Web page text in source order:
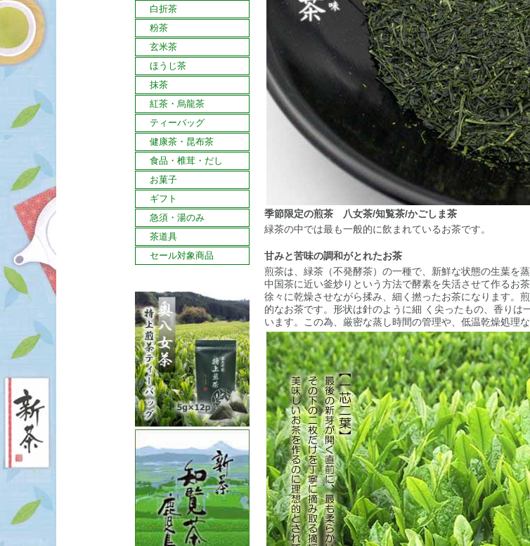
白折茶
粉茶
玄米茶
ほうじ茶
抹茶
紅茶・烏龍茶
ティーバッグ
健康茶・昆布茶
食品・椎茸・だし
お菓子
ギフト
急須・湯のみ
茶道具
セール対象商品
季節限定の煎茶 八女茶/知覧茶/かごしま茶
緑茶の中では最も一般的に飲まれているお茶です。
甘みと苦味の調和がとれたお茶
煎茶は、緑茶（不発酵茶）の一種で、新鮮な状態の生葉を
中国茶に近い釜炒りという方法で酵素を失活させて作るお
徐々に乾燥させながら揉み、細く撚ったお茶になります。
的なお茶です。形状は針のように細 く尖ったもの、香りは
います。この為、厳密な蒸し時間の管理や、低温乾燥処理な